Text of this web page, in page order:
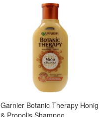
Garnier Botanic Therapy Honig
& Propolis Shampoo